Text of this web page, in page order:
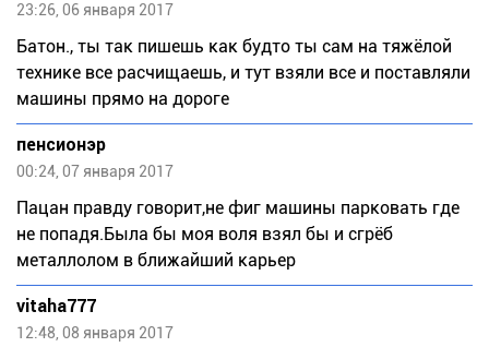
23:26, 06 января 2017
Батон., ты так пишешь как будто ты сам на тяжёлой
технике все расчищаешь, и тут взяли все и поставляли
машины прямо на дороге
пенсионэр
00:24, 07 января 2017
Пацан правду говорит,не фиг машины парковать где
не попадя.Была бы моя воля взял бы и сгрёб
металлолом в ближайший карьер
vitaha777
12:48, 08 января 2017